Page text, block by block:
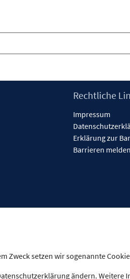
Rechtliche
Impressum
Erklärung zur
Barrieren melden
Zweck setzen wir sogenannte
ändern. Weitere